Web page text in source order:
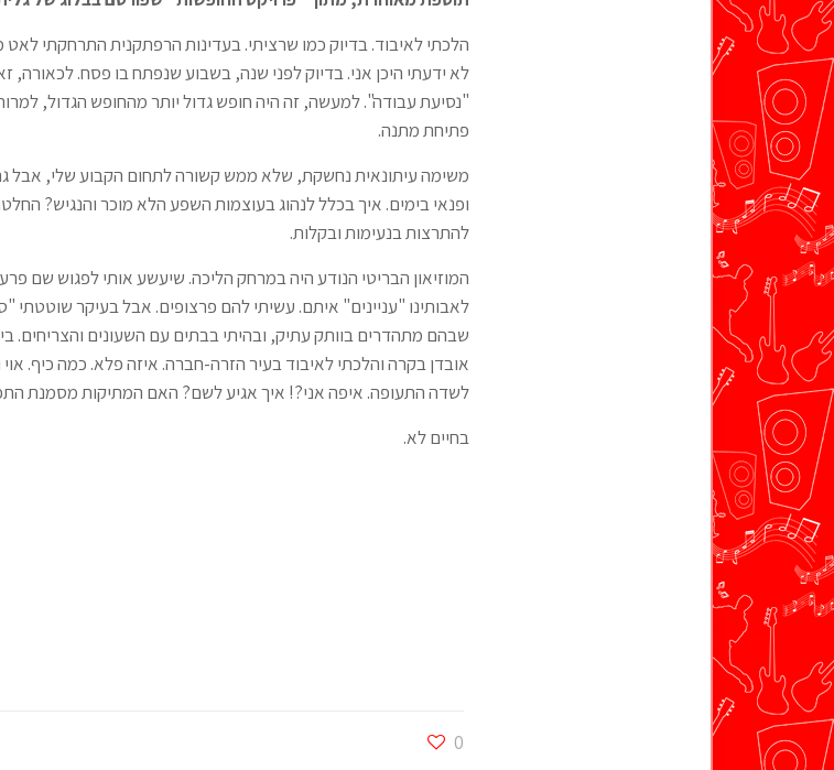
הלכתי לאיבוד. בדיוק כמו שרציתי. בעדינות הרפתקנית התרחקתי
לא ידעתי היכן אני. בדיוק לפני שנה, בשבוע שנפתח בו פסח.
"נסיעת עבודה". למעשה, זה היה חופש גדול יותר מהחופש הגדול,
פתיחת מתנה.
משימה עיתונאית נחשקת, שלא ממש קשורה לתחום הקבוע שלי, אבל
ופנאי בימים. איך בכלל לנהוג בעוצמות השפע הלא מוכר והנגיש?
להתרצות בנעימות ובקלות.
המוזיאון הבריטי הנודע היה במרחק הליכה. שיעשע אותי לפגוש שם
לאבותינו "עניינים" איתם. עשיתי להם פרצופים. אבל בעיקר שוטטתי
שבהם מתהדרים בוותק עתיק, ובהיתי בבתים עם השעונים והצריחים.
לשדה התעופה. איפה אני?! איך אגיע לשם? האם המתיקות מסמנת
בחיים לא.
0